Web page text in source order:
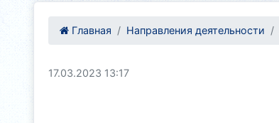
Главная Направления деятельности
17.03.2023 13:17